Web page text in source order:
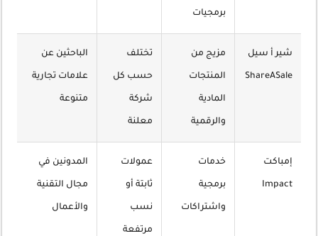
برمجيات
شير أ سيل
ShareASale
مزيج من
المنتجات
المادية
والرقمية
تختلف
حسب كل
شركة
معلنة
الباحثين عن
علامات تجارية
متنوعة
إمباكت
Impact
خدمات
برمجية
واشتراكات
عمولات
ثابتة أو
نسب
مرتفعة
المدونين في
مجال التقنية
والأعمال